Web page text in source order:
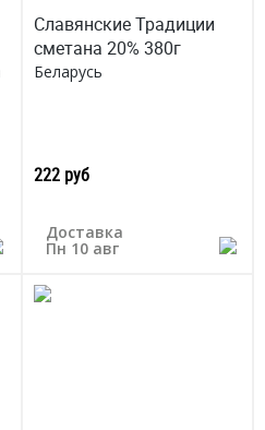
Славянские Традиции
сметана 20% 380г
Беларусь
222 руб
Доставка
Пн 10 авг